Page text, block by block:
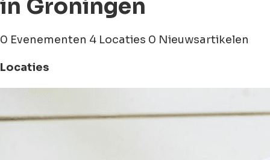
in Groningen
0 Evenementen 4 Locaties 0 Nieuwsartikelen
Locaties